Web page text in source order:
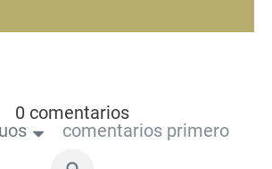
0 comentarios
comentarios primero